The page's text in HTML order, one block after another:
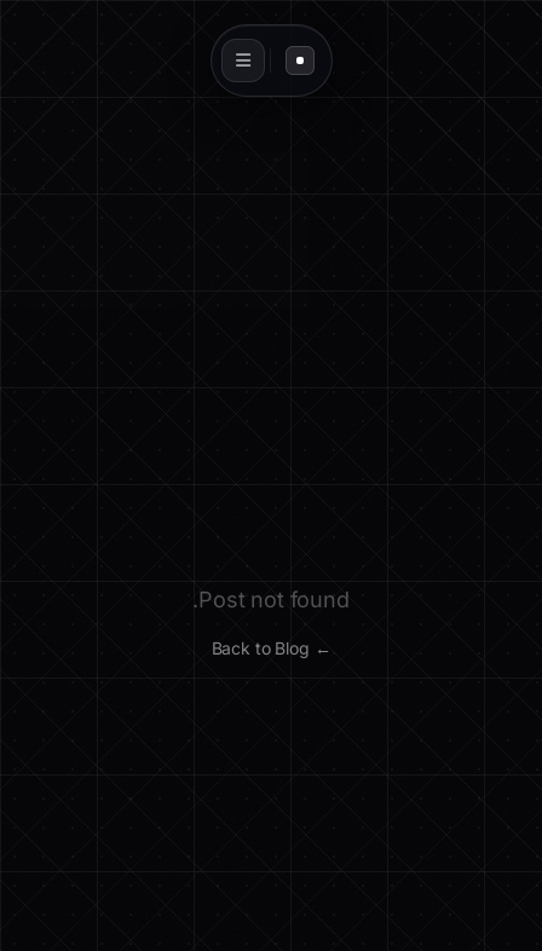
Post not found.
← Back to Blog